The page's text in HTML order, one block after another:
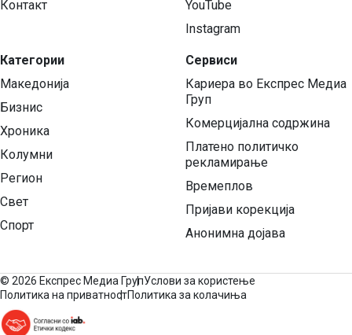
Контакт
Категории
Македонија
Бизнис
Хроника
Колумни
Регион
Свет
Спорт
YouTube
Instagram
Сервиси
Кариера во Експрес Медиа
Груп
Комерцијална содржина
Платено политичко
рекламирање
Времеплов
Пријави корекција
Анонимна дојава
© 2026 Експрес Медиа ГрупУслови за користење
Политика на приватностПолитика за колачиња